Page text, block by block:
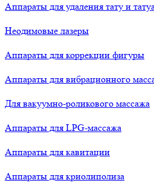
Аппараты для удаления тату и
Неодимовые лазеры
Аппараты для коррекции фигуры
Аппараты для вибрационного
Для вакуумно-роликового массажа
Аппараты для LPG-массажа
Аппараты для кавитации
Аппараты для криолиполиза